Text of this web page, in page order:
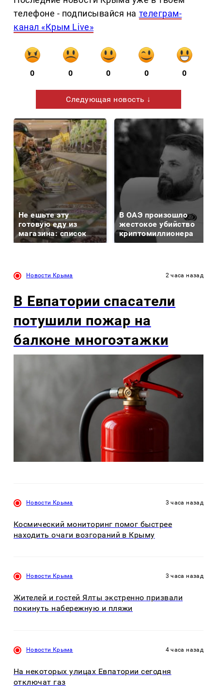
телефоне - подписывайся на телеграм-
канал «Крым Live»
0 0 0 0 0
Следующая новость ↓
Не ешьте эту
готовую еду из
магазина: список
В ОАЭ произошло
жестокое убийство
криптомиллионера
Новости Крыма 2 часа назад
В Евпатории спасатели
потушили пожар на
балконе многоэтажки
Новости Крыма 3 часа назад
Космический мониторинг помог быстрее
находить очаги возгораний в Крыму
Новости Крыма 3 часа назад
Жителей и гостей Ялты экстренно призвали
покинуть набережную и пляжи
Новости Крыма 4 часа назад
На некоторых улицах Евпатории сегодня
отключат газ